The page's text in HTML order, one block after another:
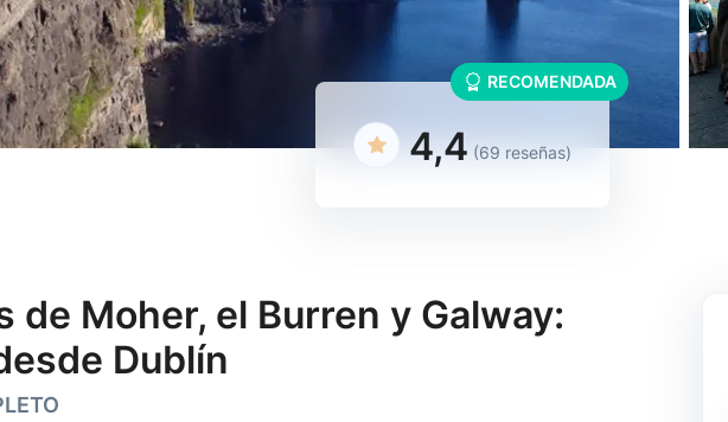
RECOMENDADA
4,4 (69 reseñas)
de Moher, el Burren y Galway:
Dublín